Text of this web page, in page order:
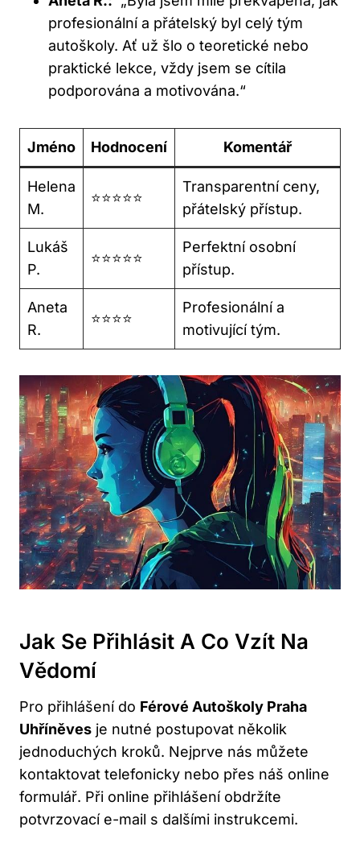
profesionální a přátelský byl celý tým
autoškoly. Ať už ⁣šlo o teoretické nebo
praktické⁣ lekce, vždy jsem se⁣ cítila
podporována a motivována.“
Jméno Hodnocení Komentář
Helena
M.
⭐⭐⭐⭐⭐
Transparentní ceny,
přátelský přístup.
Lukáš
P.
⭐⭐⭐⭐⭐
Perfektní osobní
přístup.
Aneta
R.
⭐⭐⭐⭐
Profesionální a
‌motivující tým.
Jak Se Přihlásit A Co Vzít Na
Vědomí
Pro přihlášení do Férové Autoškoly Praha
Uhříněves je nutné postupovat několik
jednoduchých kroků. Nejprve nás můžete
kontaktovat telefonicky nebo přes náš online
formulář. Při ​online ⁣přihlášení obdržíte
‍potvrzovací e-mail s dalšími instrukcemi.